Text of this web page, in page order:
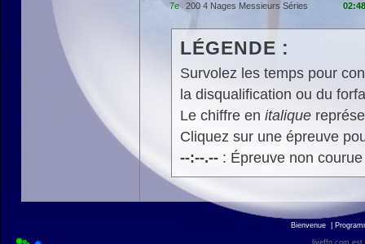
7e
200 4 Nages Messieurs Séries
LÉGENDE :
Survolez les temps pour
la disqualification ou du
Le chiffre en italique
Cliquez sur une épreuve
--:--.--: Épreuve non
Bienvenue
liveffn.com est